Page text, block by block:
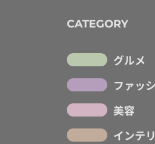
CATEGORY
グルメ
ファッ
美容
インテ